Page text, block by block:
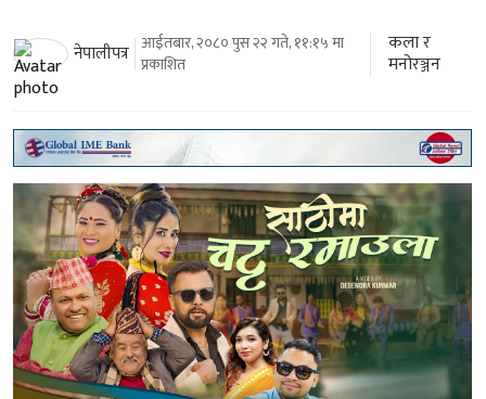
नेपालीपत्र आईतबार, २०८० पुस २२ गते, ११:१५ मा
प्रकाशित
कला र
मनोरञ्जन